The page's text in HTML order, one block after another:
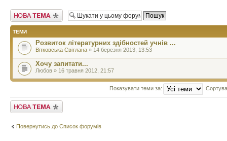
Створити нову тему
ТЕМИ
Розвиток літературних здібностей учнів ...
Вітковська Світлана » 14 березня 2013, 13:53
Хочу запитати...
Любов » 16 травня 2012, 21:57
Показувати теми за:
Створити нову тему
Повернутись до Список форумів